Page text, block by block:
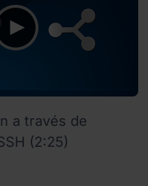
a través de
(2:25)